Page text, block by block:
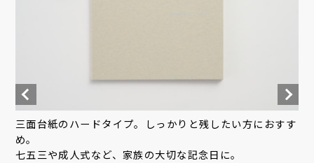
三面台紙のハードタイプ。しっかりと残したい方におすす
め。
七五三や成人式など、家族の大切な記念日に。